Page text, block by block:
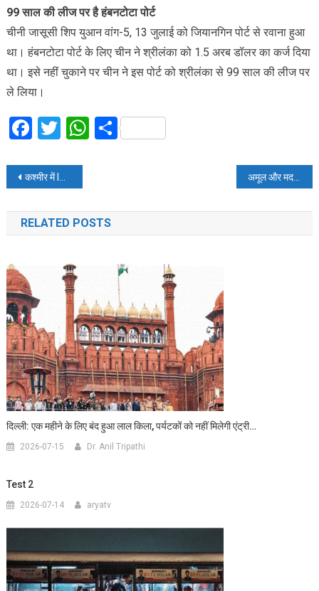
99 साल की लीज पर है हंबनटोटा पोर्ट
चीनी जासूसी शिप युआन वांग-5, 13 जुलाई को जियानगिन पोर्ट से रवाना हुआ
था। हंबनटोटा पोर्ट के लिए चीन ने श्रीलंका को 1.5 अरब डॉलर का कर्ज दिया
था। इसे नहीं चुकाने पर चीन ने इस पोर्ट को श्रीलंका से 99 साल की लीज पर
ले लिया।
Facebook
Twitter
WhatsApp
Share
Post
navigation
कश्मीर में ITBP की बस खाई में गिरी: 7 जवानों की मौत, बस में 41 जवान सवार थे अमूल और मदर डेयरी का दूध 2 रु. महंगा:नए दाम कल से ही लागू, कीमतें मार्च से अब तक 4 रुपए प्रति लीटर बढ़ीं
RELATED POSTS
दिल्ली: एक महीने के लिए बंद हुआ लाल किला, पर्यटकों को नहीं मिलेगी एंट्री…
2026-07-15 Dr. Anil Tripathi
Test 2
2026-07-14 aryatv